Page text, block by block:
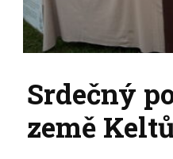
Srdečný
země